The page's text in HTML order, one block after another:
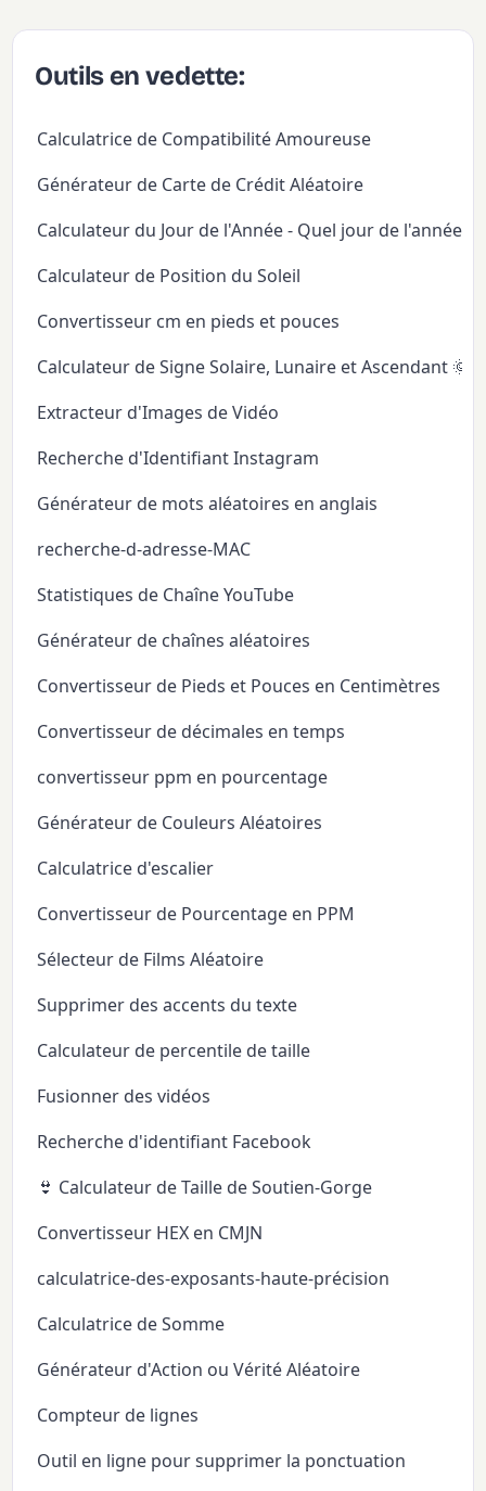
Outils en vedette:
Calculatrice de Compatibilité Amoureuse
Générateur de Carte de Crédit Aléatoire
Calculateur du Jour de l'Année - Quel jour de l'année
Calculateur de Position du Soleil
Convertisseur cm en pieds et pouces
Calculateur de Signe Solaire, Lunaire et Ascendant
Extracteur d'Images de Vidéo
Recherche d'Identifiant Instagram
Générateur de mots aléatoires en anglais
recherche-d-adresse-MAC
Statistiques de Chaîne YouTube
Générateur de chaînes aléatoires
Convertisseur de Pieds et Pouces en Centimètres
Convertisseur de décimales en temps
convertisseur ppm en pourcentage
Générateur de Couleurs Aléatoires
Calculatrice d'escalier
Convertisseur de Pourcentage en PPM
Sélecteur de Films Aléatoire
Supprimer des accents du texte
Calculateur de percentile de taille
Fusionner des vidéos
Recherche d'identifiant Facebook
👙 Calculateur de Taille de Soutien-Gorge
Convertisseur HEX en CMJN
calculatrice-des-exposants-haute-précision
Calculatrice de Somme
Générateur d'Action ou Vérité Aléatoire
Compteur de lignes
Outil en ligne pour supprimer la ponctuation